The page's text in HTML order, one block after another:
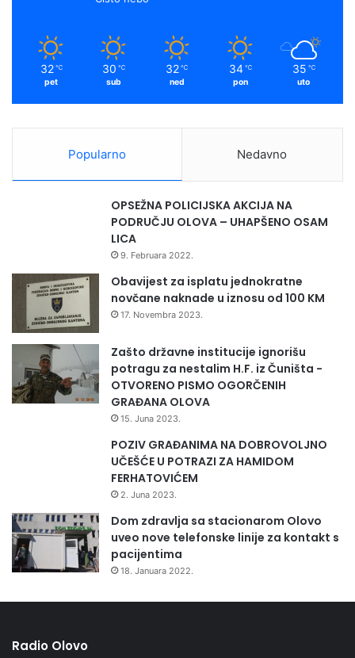
32 ℃
pet
30 ℃
sub
32 ℃
ned
34 ℃
pon
35 ℃
uto
Popularno Nedavno
OPSEŽNA POLICIJSKA AKCIJA NA
PODRUČJU OLOVA – UHAPŠENO OSAM
LICA
9. Februara 2022.
Obavijest za isplatu jednokratne
novčane naknade u iznosu od 100 KM
17. Novembra 2023.
Zašto državne institucije ignorišu
potragu za nestalim H.F. iz Čuništa -
OTVORENO PISMO OGORČENIH
GRAĐANA OLOVA
15. Juna 2023.
POZIV GRAĐANIMA NA DOBROVOLJNO
UČEŠĆE U POTRAZI ZA HAMIDOM
FERHATOVIĆEM
2. Juna 2023.
Dom zdravlja sa stacionarom Olovo
uveo nove telefonske linije za kontakt s
pacijentima
18. Januara 2022.
Radio Olovo